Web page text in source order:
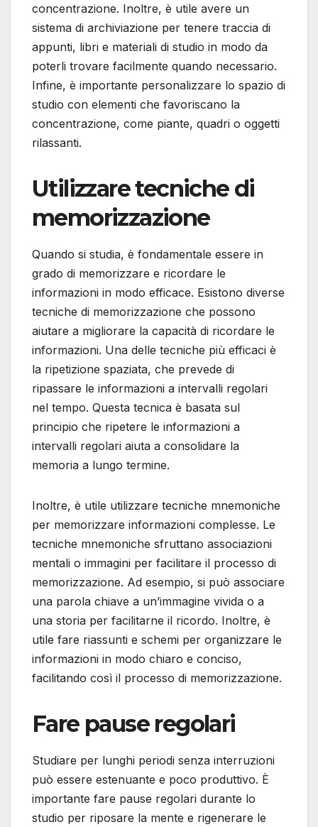
concentrazione. Inoltre, è utile avere un
sistema di archiviazione per tenere traccia di
appunti, libri e materiali di studio in modo da
poterli trovare facilmente quando necessario.
Infine, è importante personalizzare lo spazio di
studio con elementi che favoriscano la
concentrazione, come piante, quadri o oggetti
rilassanti.
Utilizzare tecniche di
memorizzazione
Quando si studia, è fondamentale essere in
grado di memorizzare e ricordare le
informazioni in modo efficace. Esistono diverse
tecniche di memorizzazione che possono
aiutare a migliorare la capacità di ricordare le
informazioni. Una delle tecniche più efficaci è
la ripetizione spaziata, che prevede di
ripassare le informazioni a intervalli regolari
nel tempo. Questa tecnica è basata sul
principio che ripetere le informazioni a
intervalli regolari aiuta a consolidare la
memoria a lungo termine.
Inoltre, è utile utilizzare tecniche mnemoniche
per memorizzare informazioni complesse. Le
tecniche mnemoniche sfruttano associazioni
mentali o immagini per facilitare il processo di
memorizzazione. Ad esempio, si può associare
una parola chiave a un’immagine vivida o a
una storia per facilitarne il ricordo. Inoltre, è
utile fare riassunti e schemi per organizzare le
informazioni in modo chiaro e conciso,
facilitando così il processo di memorizzazione.
Fare pause regolari
Studiare per lunghi periodi senza interruzioni
può essere estenuante e poco produttivo. È
importante fare pause regolari durante lo
studio per riposare la mente e rigenerare le